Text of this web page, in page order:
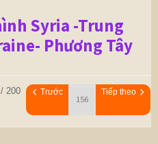
Syria -Trung
Phương Tây
200 Trước Tiếp theo